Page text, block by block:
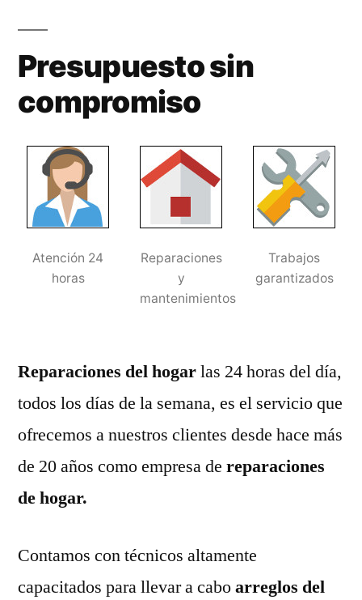
Presupuesto sin
compromiso
Atención 24
horas
Reparaciones
y
mantenimientos
Trabajos
garantizados
Reparaciones del hogarlas 24 horas del día,
todos los días de la semana, es el servicio que
ofrecemos a nuestros clientes desde hace más
de 20 años como empresa de reparaciones
de hogar.
Contamos con técnicos altamente
capacitados para llevar a caboarreglos del